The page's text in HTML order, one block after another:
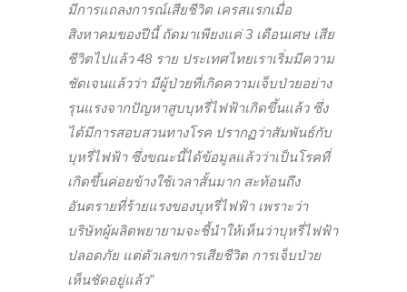
มีการแถลงการณ์เสียชีวิต เครสแรกเมื่อ
สิงหาคมของปีนี้ ถัดมาเพียงแค่ 3 เดือนเศษ เสีย
ชีวิตไปแล้ว 48 ราย ประเทศไทยเราเริ่มมีความ
ชัดเจนแล้วว่า มีผู้ป่วยที่เกิดความเจ็บป่วยอย่าง
รุนแรงจากปัญหาสูบบุหรี่ไฟฟ้าเกิดขึ้นแล้ว ซึ่ง
ได้มีการสอบสวนทางโรค ปรากฏว่าสัมพันธ์กับ
บุหรี่ไฟฟ้า ซึ่งขณะนี้ได้ข้อมูลแล้วว่าเป็นโรคที่
เกิดขึ้นค่อยข้างใช้เวลาสั้นมาก สะท้อนถึง
อันตรายที่ร้ายแรงของบุหรี่ไฟฟ้า เพราะว่า
บริษัทผู้ผลิตพยายามจะชี้นำให้เห็นว่าบุหรี่ไฟฟ้า
ปลอดภัย แต่ตัวเลขการเสียชีวิต การเจ็บป่วย
เห็นชัดอยู่แล้ว”